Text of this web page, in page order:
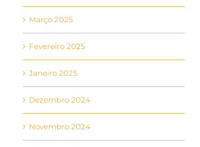
Março 2025
Fevereiro 2025
Janeiro 2025
Dezembro 2024
Novembro 2024